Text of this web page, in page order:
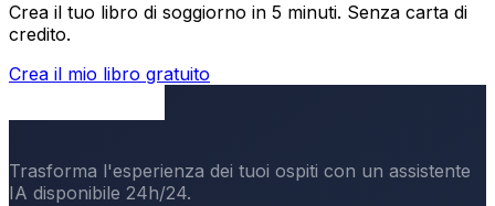
Crea il tuo libro di soggiorno in 5 minuti. Senza carta di
credito.
Crea il mio libro gratuito
Trasforma l'esperienza dei tuoi ospiti con un assistente
IA disponibile 24h/24.